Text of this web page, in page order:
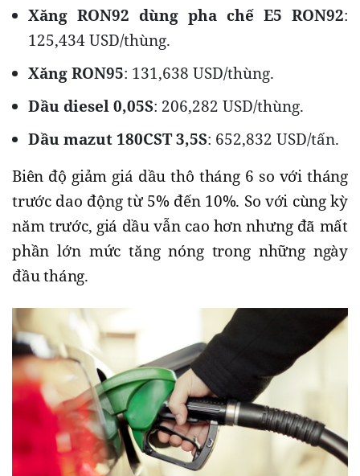
Xăng RON92 dùng pha chế E5 RON92:
125,434 USD/thùng.
Xăng RON95: 131,638 USD/thùng.
Dầu diesel 0,05S: 206,282 USD/thùng.
Dầu mazut 180CST 3,5S: 652,832 USD/tấn.
Biên độ giảm giá dầu thô tháng 6 so với tháng
trước dao động từ 5% đến 10%. So với cùng kỳ
năm trước, giá dầu vẫn cao hơn nhưng đã mất
phần lớn mức tăng nóng trong những ngày
đầu tháng.